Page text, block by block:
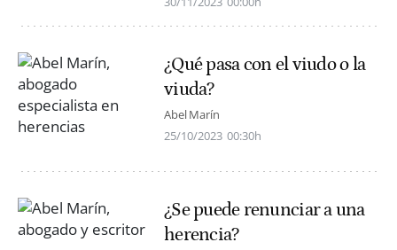
¿Qué pasa con el viudo o la
viuda?
Abel Marín
25/10/2023 00:30h
¿Se puede renunciar a una
herencia?